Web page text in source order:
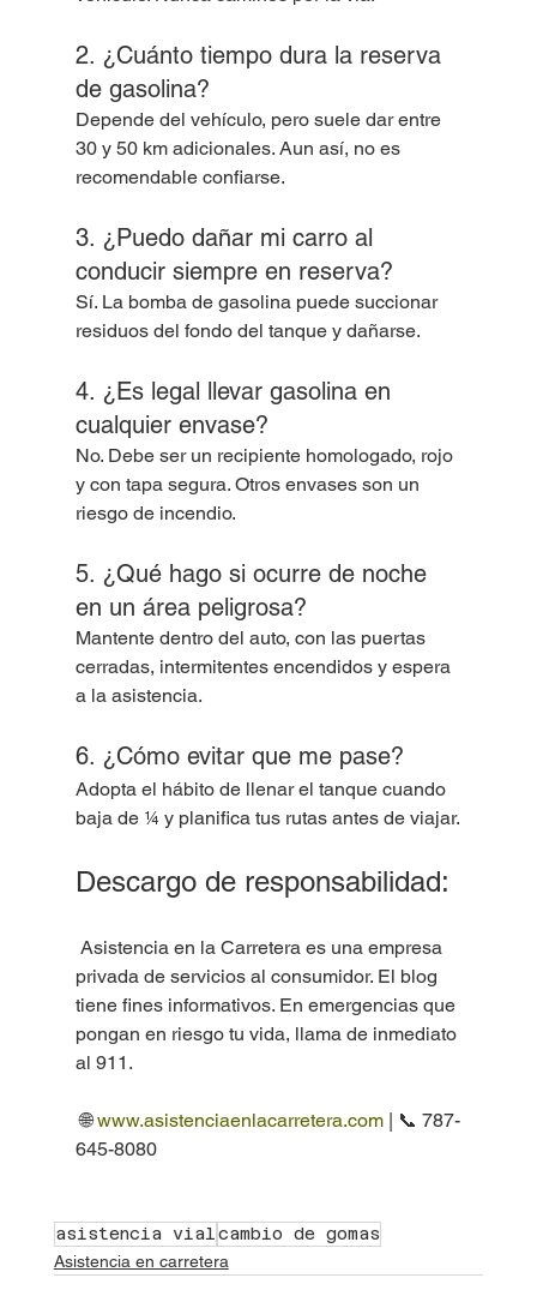
2. ¿Cuánto tiempo dura la reserva
de gasolina?
Depende del vehículo, pero suele dar entre
30 y 50 km adicionales. Aun así, no es
recomendable confiarse.
3. ¿Puedo dañar mi carro al
conducir siempre en reserva?
Sí. La bomba de gasolina puede succionar
residuos del fondo del tanque y dañarse.
4. ¿Es legal llevar gasolina en
cualquier envase?
No. Debe ser un recipiente homologado, rojo
y con tapa segura. Otros envases son un
riesgo de incendio.
5. ¿Qué hago si ocurre de noche
en un área peligrosa?
Mantente dentro del auto, con las puertas
cerradas, intermitentes encendidos y espera
a la asistencia.
6. ¿Cómo evitar que me pase?
Adopta el hábito de llenar el tanque cuando
baja de ¼ y planifica tus rutas antes de viajar.
Descargo de responsabilidad:
privada de servicios al consumidor. El blog
tiene fines informativos. En emergencias que
pongan en riesgo tu vida, llama de inmediato
al 911.
🌐 www.asistenciaenlacarretera.com | 📞 787-
645-8080
asistencia vialcambio de gomas
Asistencia en carretera